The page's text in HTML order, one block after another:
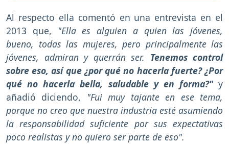
Al respecto ella comentó en una entrevista en el
2013 que, "Ella es alguien a quien las jóvenes,
bueno, todas las mujeres, pero principalmente las
jóvenes, admiran y querrán ser. Tenemos control
sobre eso, así que ¿por qué no hacerla fuerte? ¿Por
qué no hacerla bella, saludable y en forma?" y
añadió diciendo, "Fui muy tajante en ese tema,
porque no creo que nuestra industria esté asumiendo
la responsabilidad suficiente por sus expectativas
poco realistas y no quiero ser parte de eso".